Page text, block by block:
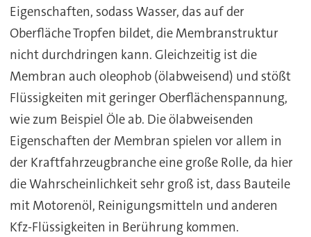
Eigenschaften, sodass Wasser, das auf der
Oberfläche Tropfen bildet, die Membranstruktur
nicht durchdringen kann. Gleichzeitig ist die
Membran auch oleophob (ölabweisend) und stößt
Flüssigkeiten mit geringer Oberflächenspannung,
wie zum Beispiel Öle ab. Die ölabweisenden
Eigenschaften der Membran spielen vor allem in
der Kraftfahrzeugbranche eine große Rolle, da hier
die Wahrscheinlichkeit sehr groß ist, dass Bauteile
mit Motorenöl, Reinigungsmitteln und anderen
Kfz-Flüssigkeiten in Berührung kommen.